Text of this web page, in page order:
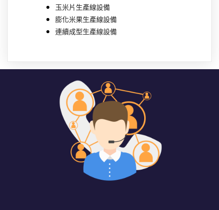
玉米片生產線設備
膨化米果生產線設備
連續成型生產線設備